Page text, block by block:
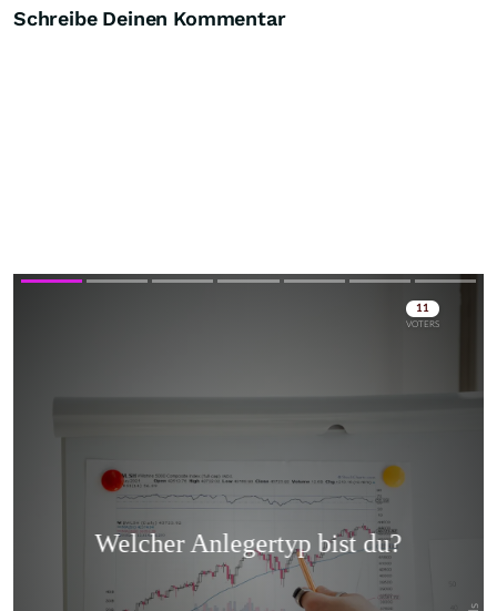
Schreibe Deinen Kommentar